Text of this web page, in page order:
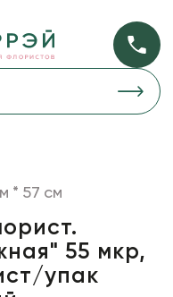
для
прозрачная
* 57 см
55 мкр,
упак